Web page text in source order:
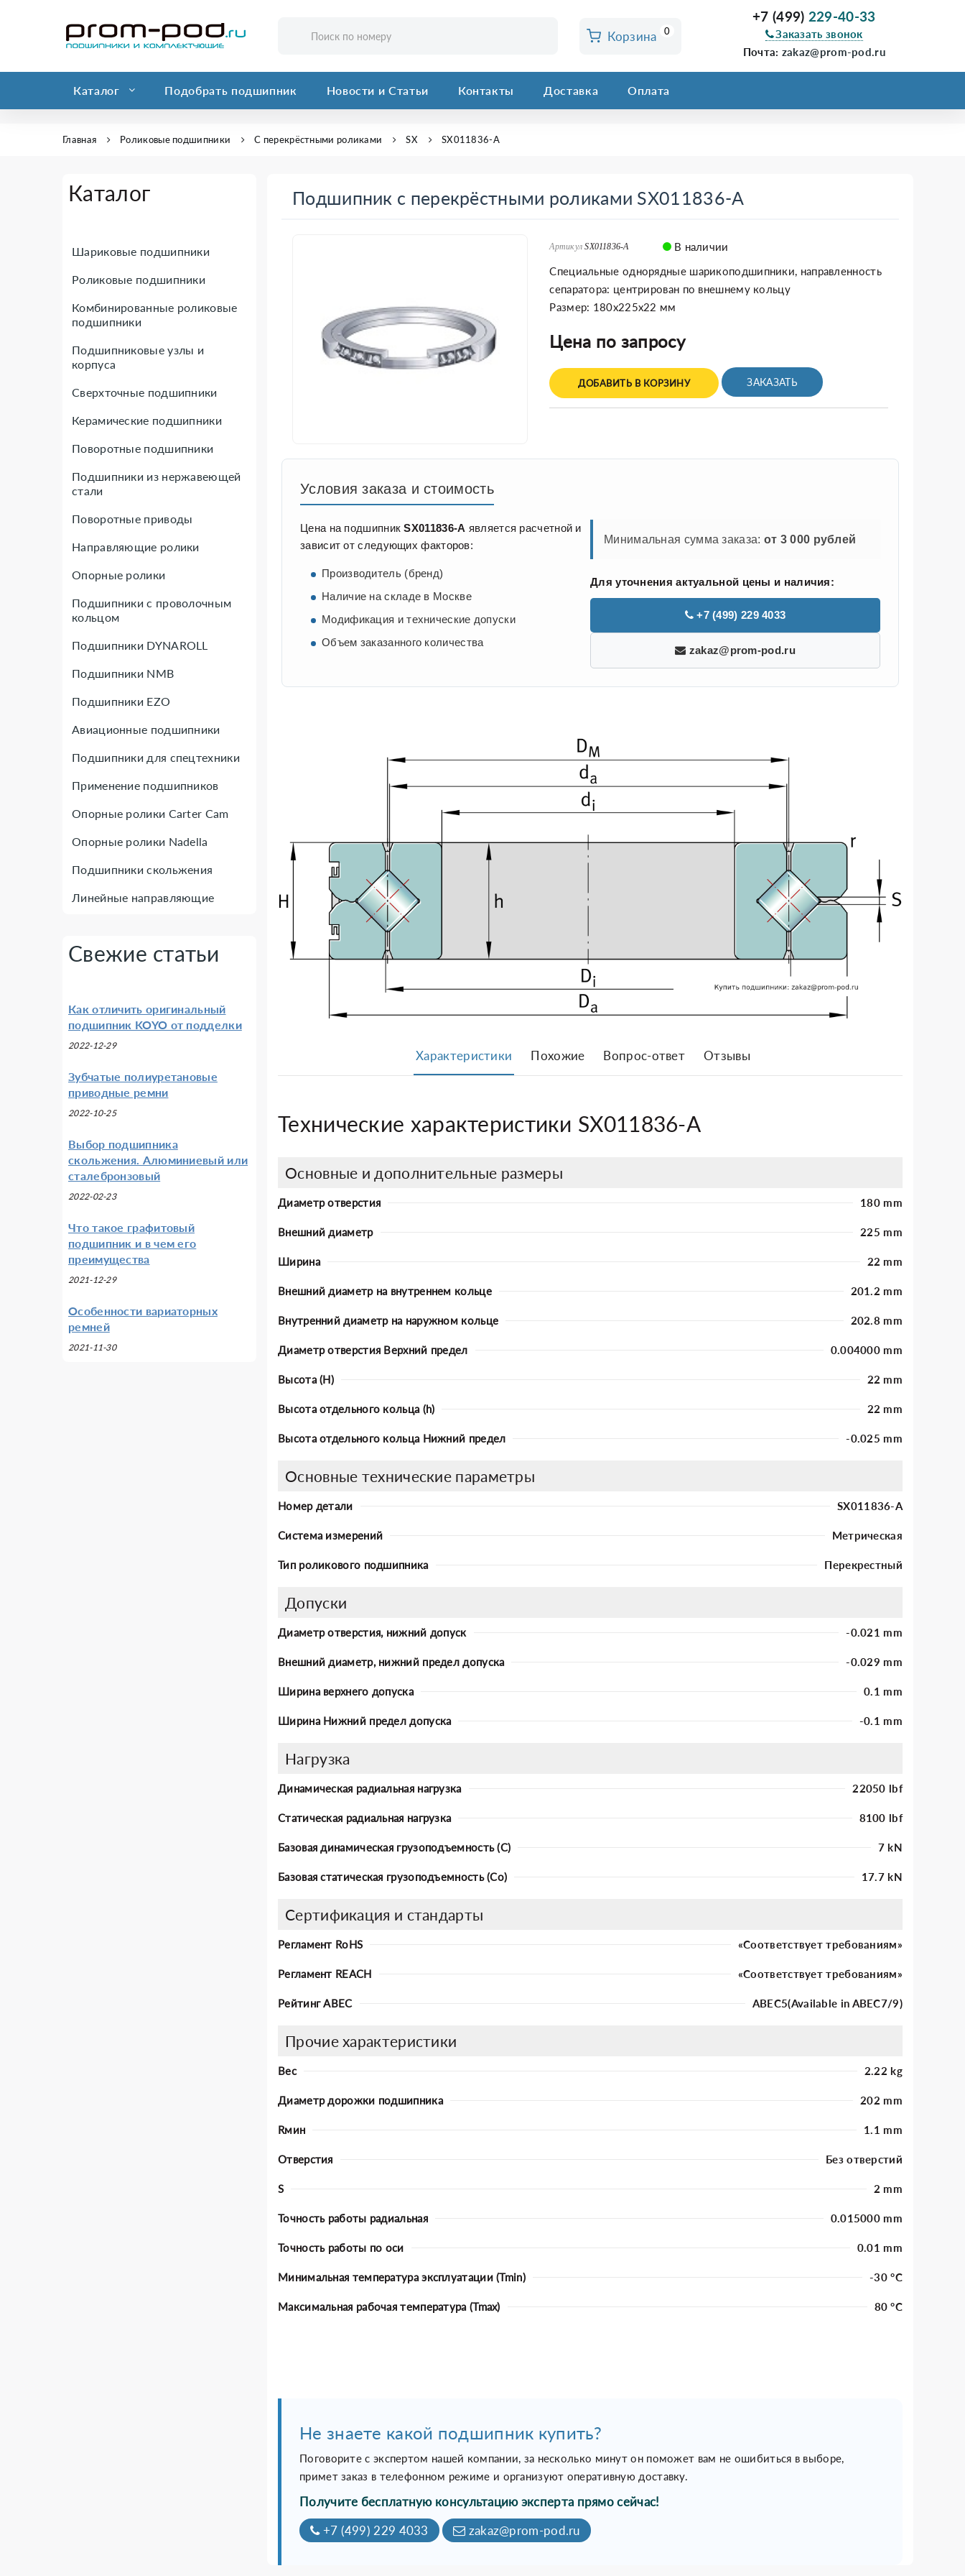
Корзина 0
+7 (499) 229-40-33
Заказать звонок
Почта: zakaz@prom-pod.ru
Каталог Подобрать подшипник Новости и Статьи Контакты Доставка Оплата
Главная Роликовые подшипники С перекрёстными роликами SX SX011836-A
Каталог
Шариковые подшипники
Роликовые подшипники
Комбинированные роликовые
подшипники
Подшипниковые узлы и
корпуса
Сверхточные подшипники
Керамические подшипники
Поворотные подшипники
Подшипники из нержавеющей
стали
Поворотные приводы
Направляющие ролики
Опорные ролики
Подшипники с проволочным
кольцом
Подшипники DYNAROLL
Подшипники NMB
Подшипники EZO
Авиационные подшипники
Подшипники для спецтехники
Применение подшипников
Опорные ролики Carter Cam
Опорные ролики Nadella
Подшипники скольжения
Линейные направляющие
Свежие статьи
Как отличить оригинальный
подшипник KOYO от подделки
2022-12-29
Зубчатые полиуретановые
приводные ремни
2022-10-25
Выбор подшипника
скольжения. Алюминиевый или
сталебронзовый
2022-02-23
Что такое графитовый
подшипник и в чем его
преимущества
2021-12-29
Особенности вариаторных
ремней
2021-11-30
Подшипник с перекрёстными роликами SX011836-A
Артикул SX011836-A
В наличии
Специальные однорядные шарикоподшипники, направленность
сепаратора: центрирован по внешнему кольцу
Размер: 180x225x22 мм
Цена по запросу
ДОБАВИТЬ В КОРЗИНУ ЗАКАЗАТЬ
Условия заказа и стоимость
Цена на подшипникSX011836-A является расчетной и
зависит от следующих факторов:
Производитель (бренд)
Наличие на складе в Москве
Модификация и технические допуски
Объем заказанного количества
Минимальная сумма заказа: от 3 000 рублей
Для уточнения актуальной цены и наличия:
+7 (499) 229 4033
zakaz@prom-pod.ru
Характеристики Похожие Вопрос-ответ Отзывы
Технические характеристики SX011836-A
Основные и дополнительные размеры
Диаметр отверстия 180 mm
Внешний диаметр 225 mm
Ширина 22 mm
Внешний диаметр на внутреннем кольце 201.2 mm
Внутренний диаметр на наружном кольце 202.8 mm
Диаметр отверстия Верхний предел 0.004000 mm
Высота (H) 22 mm
Высота отдельного кольца (h) 22 mm
Высота отдельного кольца Нижний предел -0.025 mm
Основные технические параметры
Номер детали SX011836-A
Система измерений Метрическая
Тип роликового подшипника Перекрестный
Допуски
Диаметр отверстия, нижний допуск -0.021 mm
Внешний диаметр, нижний предел допуска -0.029 mm
Ширина верхнего допуска 0.1 mm
Ширина Нижний предел допуска -0.1 mm
Нагрузка
Динамическая радиальная нагрузка 22050 lbf
Статическая радиальная нагрузка 8100 lbf
Базовая динамическая грузоподъемность (C) 7 kN
Базовая статическая грузоподъемность (Co) 17.7 kN
Сертификация и стандарты
Регламент RoHS «Соответствует требованиям»
Регламент REACH «Соответствует требованиям»
Рейтинг ABEC ABEC5(Available in ABEC7/9)
Прочие характеристики
Вес 2.22 kg
Диаметр дорожки подшипника 202 mm
Rмин 1.1 mm
Отверстия Без отверстий
S 2 mm
Точность работы радиальная 0.015000 mm
Точность работы по оси 0.01 mm
Минимальная температура эксплуатации (Tmin) -30 °C
Максимальная рабочая температура (Tmax) 80 °C
Не знаете какой подшипник купить?
Поговорите с экспертом нашей компании, за несколько минут он поможет вам не ошибиться в выборе,
примет заказ в телефонном режиме и организуют оперативную доставку.
Получите бесплатную консультацию эксперта прямо сейчас!
+7 (499) 229 4033
zakaz@prom-pod.ru